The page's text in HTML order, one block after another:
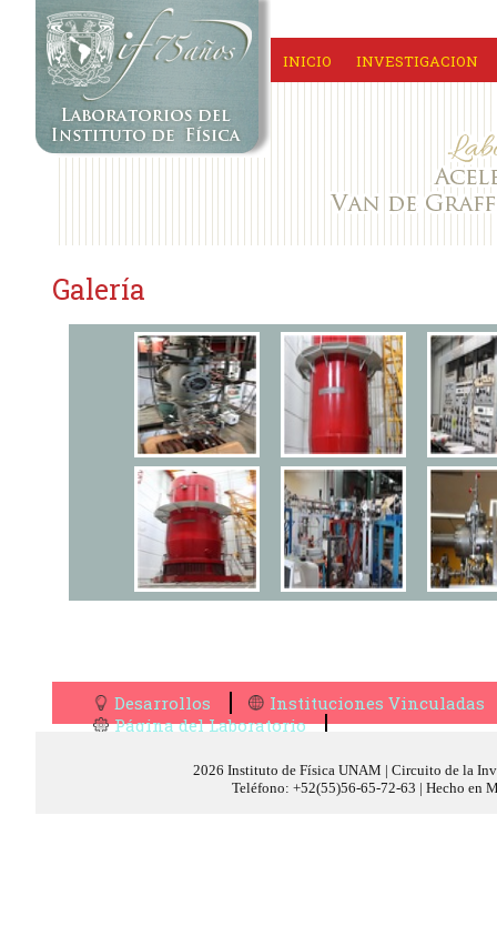
INICIO INVESTIGACION
Galería
Desarrollos
Instituciones Vinculadas
Página del Laboratorio
2026 Instituto de Física UNAM | Circuito de la
Teléfono: +52(55)56-65-72-63 | Hecho en